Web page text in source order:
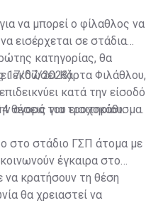
να μπορεί ο φίλαθλος να
εισέρχεται σε στάδια
κατηγορίας, θα
εκδώσει Κάρτα Φιλάθλου,
κατά την είσοδό
αγορά του εισιτηρίου.
17/07/2023)
θέσεις για τροχοκάθισμα.
στο στάδιο ΓΣΠ άτομα με
έγκαιρα στο
κρατήσουν τη θέση
θα χρειαστεί να